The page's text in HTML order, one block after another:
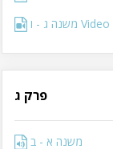
משנה ג - ו Video
פרק ג
משנה א - ב